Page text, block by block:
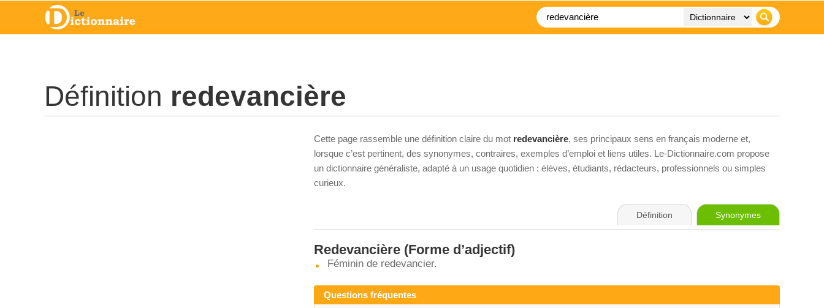
Définition redevancière
Cette page rassemble une définition claire du mot redevancière, ses principaux sens en français moderne et,
lorsque c’est pertinent, des synonymes, contraires, exemples d’emploi et liens utiles. Le-Dictionnaire.com propose
un dictionnaire généraliste, adapté à un usage quotidien : élèves, étudiants, rédacteurs, professionnels ou simples
curieux.
Définition Synonymes
Redevancière (Forme d’adjectif)
Féminin de redevancier.
Questions fréquentes